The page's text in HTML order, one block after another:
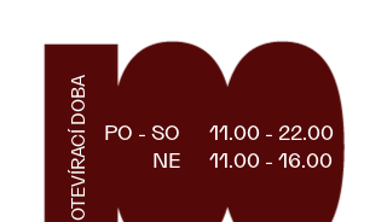
PO - SO 11.00 - 22.00
NE 11.00 - 16.00
OTEVÍRACÍ DOBA